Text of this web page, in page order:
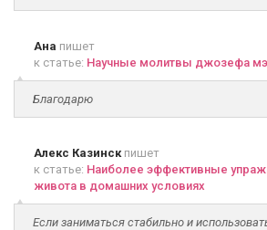
Ана пишет
к статье: Научные молитвы джозефа
Благодарю
Алекс Казинскпишет
к статье: Наиболее эффективные
живота в домашних условиях
Если заниматься стабильно и